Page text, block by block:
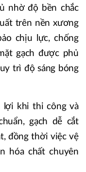
nhờ độ bền chắc
trên nền xương
chịu lực, chống
gạch được phủ
trì độ sáng bóng
lợi khi thi công và
gạch dễ cắt
đồng thời việc vệ
hóa chất chuyên